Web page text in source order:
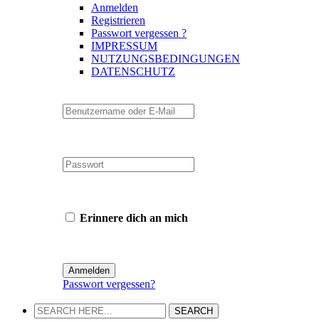
Anmelden
Registrieren
Passwort vergessen ?
IMPRESSUM
NUTZUNGSBEDINGUNGEN
DATENSCHUTZ
Erinnere dich an mich
Passwort vergessen?